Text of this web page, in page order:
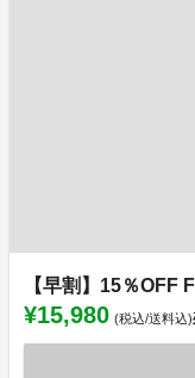
【早割】15％OFF
¥15,980 (税込/送料込)